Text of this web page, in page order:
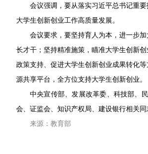
会议强调，要从落实习近平总书记重
大学生创新创业工作高质量发展。
会议要求，要坚持育人为本，进一步
长才干；坚持精准施策，瞄准大学生创新
政策支持、促进大学生创新创业成果转化
源共享平台，全方位支持大学生创新创业。
中央宣传部、发展改革委、科技部、
会、证监会、知识产权局、建设银行相关同
来源：教育部